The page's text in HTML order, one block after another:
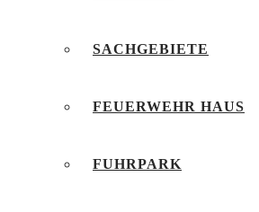
SACHGEBIETE
FEUERWEHR HAUS
FUHRPARK